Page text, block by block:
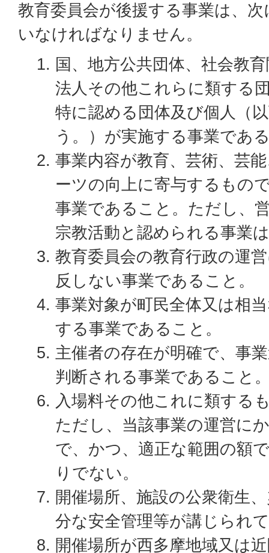
教育委員会が後援する事業は、
いなければなりません。
国、地方公共団体、社会教
法人その他これらに類する
特に認める団体及び個人（
う。）が実施する事業であ
事業内容が教育、芸術、芸
ーツの向上に寄与するもの
事業であること。ただし、
宗教活動と認められる事業
教育委員会の教育行政の運
反しない事業であること。
事業対象が町民全体又は相
する事業であること。
主催者の存在が明確で、事
判断される事業であること
入場料その他これに類する
ただし、当該事業の運営に
で、かつ、適正な範囲の額
りでない。
開催場所、施設の公衆衛生
分な安全管理等が講じられ
開催場所が西多摩地域又は